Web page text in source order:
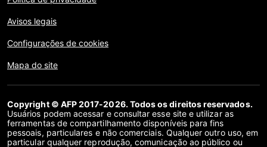
Avisos legais
Configurações de cookies
Mapa do site
Copyright © AFP 2017-2026. Todos os direitos reservados.
Usuários podem acessar e consultar esse site e utilizar as
ferramentas de compartilhamento disponíveis para fins
pessoais, particulares e não comerciais. Qualquer outro uso, em
particular qualquer reprodução, comunicação ao público ou